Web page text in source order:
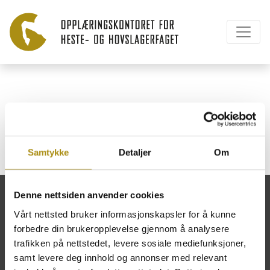
Samtykke Detaljer Om
Denne nettsiden anvender cookies
Vårt nettsted bruker informasjonskapsler for å kunne
forbedre din brukeropplevelse gjennom å analysere
trafikken på nettstedet, levere sosiale mediefunksjoner,
samt levere deg innhold og annonser med relevant
Camilla Mood Havig
Opplæringskontoret for heste- og
hovslagerfaget